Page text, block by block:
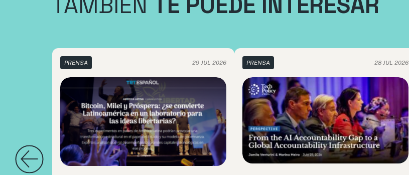
PRENSA 29 JUL 2026 PRENSA 28 JUL 2026